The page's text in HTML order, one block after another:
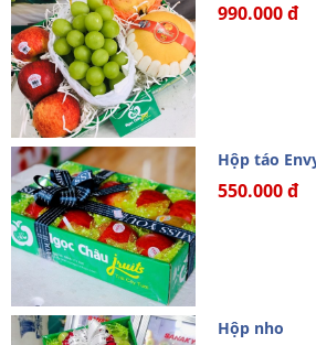
990.000 đ
Hộp táo
550.000 đ
Hộp nho